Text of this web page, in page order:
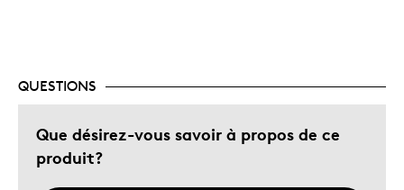
Cadeau pour adulte
QUESTIONS
Que désirez-vous savoir à propos de ce
produit?